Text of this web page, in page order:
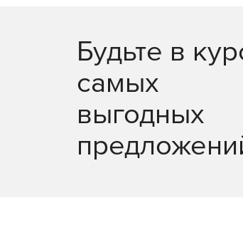
Предварительное
Резервное копирование и
Будьте в
самых
выгодных